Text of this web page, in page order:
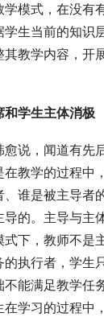
模式，在没有
生当前的知识
其教学内容，开
和学生主体消极
愈说，闻道有先
教学的过程中
谁是被主导者
的。主导与主
下，教师不是
执行者，学生
不能满足教学任
在学习的过程中